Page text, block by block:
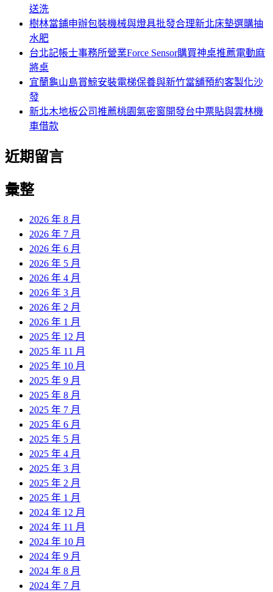
送洗
樹林當鋪申辦包裝機械與燈具批發合理新北床墊選購抽
水肥
台北記帳士事務所營業Force Sensor購買神桌推薦電動麻
將桌
宜蘭龜山島賞鯨安裝電梯保養與新竹當舖預約客製化沙
發
新北木地板公司推薦桃園氣密窗開發台中票貼與雲林機
車借款
近期留言
彙整
2026 年 8 月
2026 年 7 月
2026 年 6 月
2026 年 5 月
2026 年 4 月
2026 年 3 月
2026 年 2 月
2026 年 1 月
2025 年 12 月
2025 年 11 月
2025 年 10 月
2025 年 9 月
2025 年 8 月
2025 年 7 月
2025 年 6 月
2025 年 5 月
2025 年 4 月
2025 年 3 月
2025 年 2 月
2025 年 1 月
2024 年 12 月
2024 年 11 月
2024 年 10 月
2024 年 9 月
2024 年 8 月
2024 年 7 月